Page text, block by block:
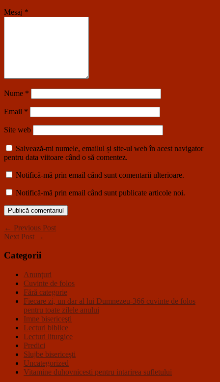
Mesaj *
Nume *
Email *
Site web
Salvează-mi numele, emailul și site-ul web în acest navigator
pentru data viitoare când o să comentez.
Notifică-mă prin email când sunt comentarii ulterioare.
Notifică-mă prin email când sunt publicate articole noi.
← Previous Post
Next Post →
Categorii
Anunţuri
Cuvinte de folos
Fără categorie
Fiecare zi, un dar al lui Dumnezeu-366 cuvinte de folos
pentru toate zilele anului
Imne bisericeşti
Lecturi biblice
Lecturi liturgice
Predici
Slujbe bisericeşti
Uncategorized
Vitamine duhovnicesti pentru intarirea sufletului